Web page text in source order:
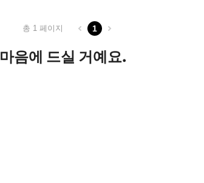
총 1 페이지 1
마음에 드실 거예요.